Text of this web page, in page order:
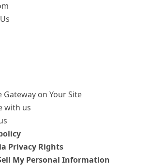
Gateway on Your Site
with us
Privacy Rights
My Personal Information